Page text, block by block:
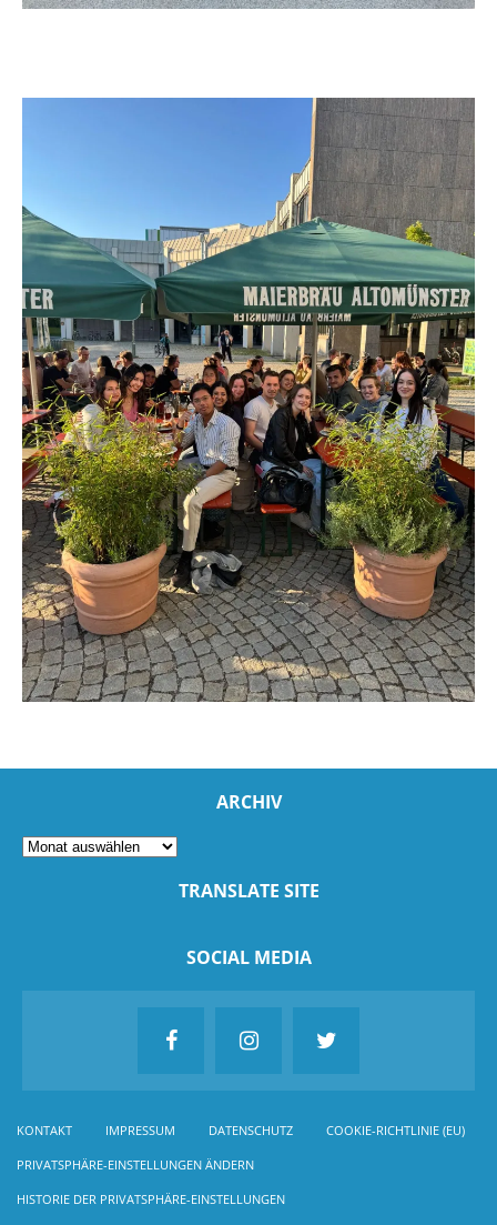
ARCHIV
TRANSLATE SITE
SOCIAL MEDIA
KONTAKT IMPRESSUM DATENSCHUTZ COOKIE-RICHTLINIE (EU)
PRIVATSPHÄRE-EINSTELLUNGEN ÄNDERN
HISTORIE DER PRIVATSPHÄRE-EINSTELLUNGEN